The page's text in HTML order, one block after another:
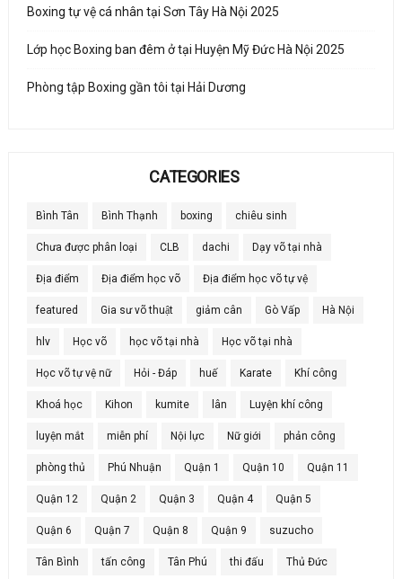
Boxing tự vệ cá nhân tại Sơn Tây Hà Nội 2025
Lớp học Boxing ban đêm ở tại Huyện Mỹ Đức Hà Nội 2025
Phòng tập Boxing gần tôi tại Hải Dương
CATEGORIES
Bình Tân Bình Thạnh boxing chiêu sinh
Chưa được phân loại CLB dachi Dạy võ tại nhà
Địa điểm Địa điểm học võ Địa điểm học võ tự vệ
featured Gia sư võ thuật giảm cân Gò Vấp Hà Nội
hlv Học võ học võ tại nhà Học võ tại nhà
Học võ tự vệ nữ Hỏi - Đáp huế Karate Khí công
Khoá học Kihon kumite lân Luyện khí công
luyện mắt miễn phí Nội lực Nữ giới phản công
phòng thủ Phú Nhuận Quận 1 Quận 10 Quận 11
Quận 12 Quận 2 Quận 3 Quận 4 Quận 5
Quận 6 Quận 7 Quận 8 Quận 9 suzucho
Tân Bình tấn công Tân Phú thi đấu Thủ Đức